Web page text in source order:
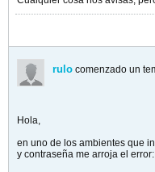
rulo comenzado un
Hola,
en uno de los ambientes que
y contraseña me arroja el error: